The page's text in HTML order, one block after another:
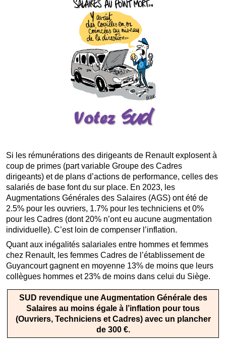
Si les rémunérations des dirigeants de Renault explosent à
coup de primes (part variable Groupe des Cadres
dirigeants) et de plans d’actions de performance, celles des
salariés de base font du sur place. En 2023, les
Augmentations Générales des Salaires (AGS) ont été de
2.5% pour les ouvriers, 1.7% pour les techniciens et 0%
pour les Cadres (dont 20% n’ont eu aucune augmentation
individuelle). C’est loin de compenser l’inflation.
Quant aux inégalités salariales entre hommes et femmes
chez Renault, les femmes Cadres de l’établissement de
Guyancourt gagnent en moyenne 13% de moins que leurs
collègues hommes et 23% de moins dans celui du Siège.
SUD revendique une Augmentation Générale des
Salaires au moins égale à l’inflation pour tous
(Ouvriers, Techniciens et Cadres) avec un plancher
de 300 €.